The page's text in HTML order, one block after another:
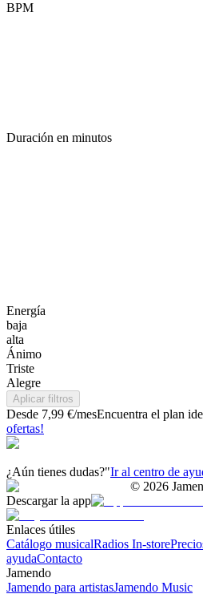
BPM
Duración en minutos
Energía
baja
alta
Ánimo
Triste
Alegre
Aplicar filtros
Desde 7,99 €/mesEncuentra el plan
ofertas!
¿Aún tienes dudas?"Ir al centro de
© 2026
Descargar la app
Enlaces útiles
Catálogo musicalRadios In-store
ayudaContacto
Jamendo
Jamendo para artistasJamendo Music